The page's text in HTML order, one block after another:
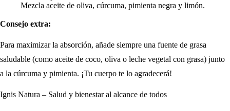
Mezcla aceite de oliva, cúrcuma, pimienta negra y limón.
Consejo extra:
Para maximizar la absorción, añade siempre una fuente de grasa
saludable (como aceite de coco, oliva o leche vegetal con grasa) junto
a la cúrcuma y pimienta. ¡Tu cuerpo te lo agradecerá!
Ignis Natura – Salud y bienestar al alcance de todos